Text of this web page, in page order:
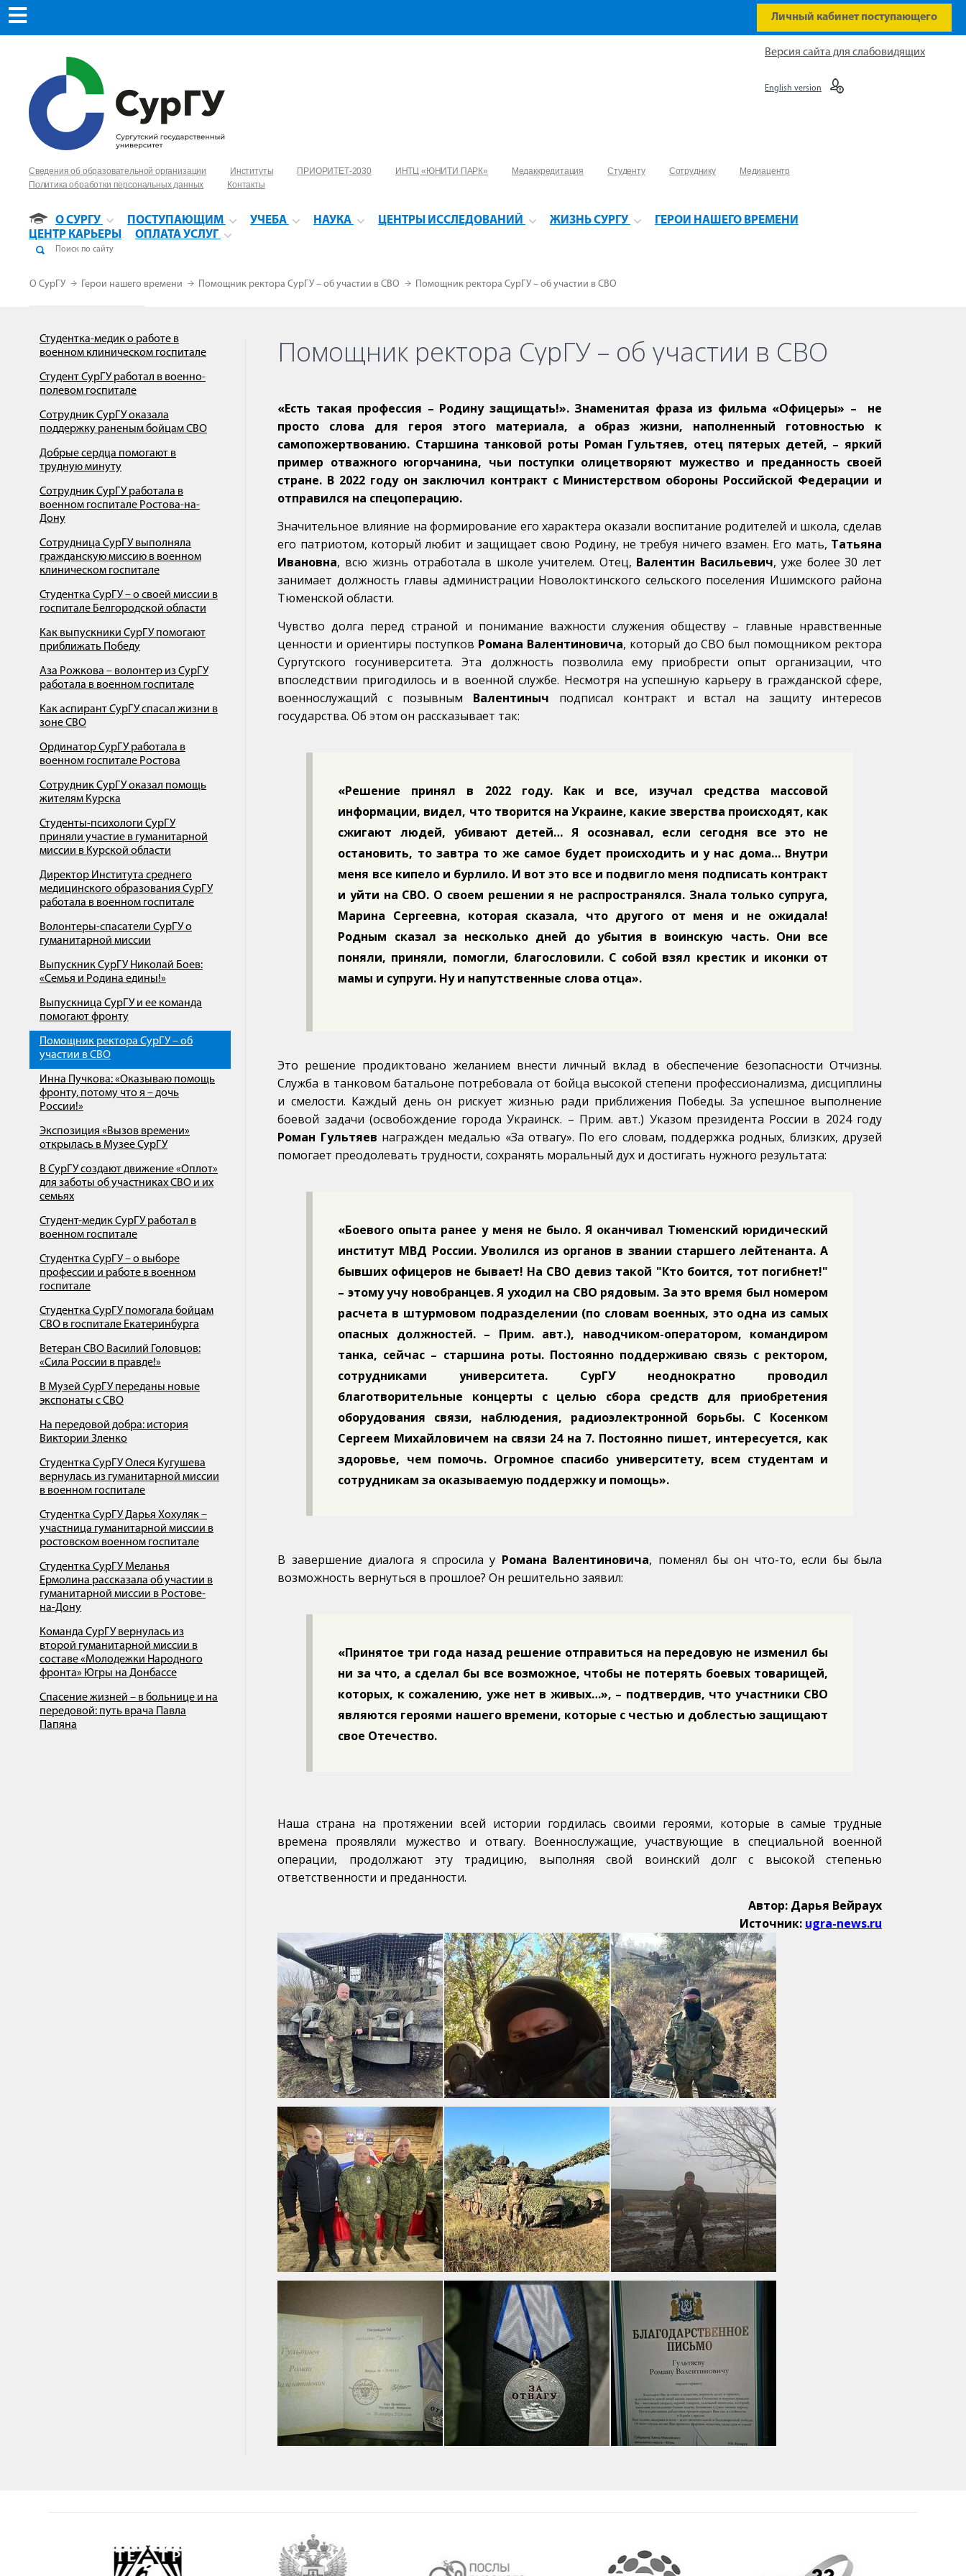
Личный кабинет поступающего
Сведения об образовательной организации Институты ПРИОРИТЕТ-2030 ИНТЦ «ЮНИТИ ПАРК» Медаккредитация Студенту Сотруднику
Медиацентр
Политика обработки персональных данных
Контакты
О СУРГУ ПОСТУПАЮЩИМ УЧЕБА НАУКА ЦЕНТРЫ ИССЛЕДОВАНИЙ ЖИЗНЬ СУРГУ
ГЕРОИ НАШЕГО ВРЕМЕНИ
ЦЕНТР КАРЬЕРЫ
ОПЛАТА УСЛУГ
Версия сайта для слабовидящих
English version
О СурГУ Герои нашего времени Помощник ректора СурГУ – об участии в СВО Помощник ректора СурГУ – об участии в СВО
Студентка-медик о работе в
военном клиническом госпитале
Студент СурГУ работал в военно-
полевом госпитале
Сотрудник СурГУ оказала
поддержку раненым бойцам СВО
Добрые сердца помогают в
трудную минуту
Сотрудник СурГУ работала в
военном госпитале Ростова-на-
Дону
Сотрудница СурГУ выполняла
гражданскую миссию в военном
клиническом госпитале
Студентка СурГУ – о своей миссии в
госпитале Белгородской области
Как выпускники СурГУ помогают
приближать Победу
Аза Рожкова – волонтер из СурГУ
работала в военном госпитале
Как аспирант СурГУ спасал жизни в
зоне СВО
Ординатор СурГУ работала в
военном госпитале Ростова
Сотрудник СурГУ оказал помощь
жителям Курска
Студенты-психологи CурГУ
приняли участие в гуманитарной
миссии в Курской области
Директор Института среднего
медицинского образования CурГУ
работала в военном госпитале
Волонтеры-спасатели СурГУ о
гуманитарной миссии
Выпускник СурГУ Николай Боев:
«Семья и Родина едины!»
Выпускница СурГУ и ее команда
помогают фронту
Помощник ректора СурГУ – об
участии в СВО
Инна Пучкова: «Оказываю помощь
фронту, потому что я – дочь
России!»
Экспозиция «Вызов времени»
открылась в Музее СурГУ
В СурГУ создают движение «Оплот»
для заботы об участниках СВО и их
семьях
Студент-медик СурГУ работал в
военном госпитале
Студентка СурГУ – о выборе
профессии и работе в военном
госпитале
Студентка СурГУ помогала бойцам
СВО в госпитале Екатеринбурга
Ветеран СВО Василий Головцов:
«Сила России в правде!»
В Музей СурГУ переданы новые
экспонаты с СВО
На передовой добра: история
Виктории Зленко
Студентка СурГУ Олеся Кугушева
вернулась из гуманитарной миссии
в военном госпитале
Студентка СурГУ Дарья Хохуляк –
участница гуманитарной миссии в
ростовском военном госпитале
Студентка СурГУ Меланья
Ермолина рассказала об участии в
гуманитарной миссии в Ростове-
на-Дону
Команда СурГУ вернулась из
второй гуманитарной миссии в
составе «Молодежки Народного
фронта» Югры на Донбассе
Спасение жизней – в больнице и на
передовой: путь врача Павла
Папяна
Помощник ректора СурГУ – об участии в СВО
«Есть такая профессия – Родину защищать!». Знаменитая фраза из фильма «Офицеры» – не
просто слова для героя этого материала, а образ жизни, наполненный готовностью к
самопожертвованию. Старшина танковой роты Роман Гультяев, отец пятерых детей, – яркий
пример отважного югорчанина, чьи поступки олицетворяют мужество и преданность своей
стране. В 2022 году он заключил контракт с Министерством обороны Российской Федерации и
отправился на спецоперацию.
Значительное влияние на формирование его характера оказали воспитание родителей и школа, сделав
его патриотом, который любит и защищает свою Родину, не требуя ничего взамен. Его мать, Татьяна
Ивановна, всю жизнь отработала в школе учителем. Отец, Валентин Васильевич, уже более 30 лет
занимает должность главы администрации Новолоктинского сельского поселения Ишимского района
Тюменской области.
Чувство долга перед страной и понимание важности служения обществу – главные нравственные
ценности и ориентиры поступков Романа Валентиновича, который до СВО был помощником ректора
Сургутского госуниверситета. Эта должность позволила ему приобрести опыт организации, что
впоследствии пригодилось и в военной службе. Несмотря на успешную карьеру в гражданской сфере,
военнослужащий с позывным Валентиныч подписал контракт и встал на защиту интересов
государства. Об этом он рассказывает так:
«Решение принял в 2022 году. Как и все, изучал средства массовой
информации, видел, что творится на Украине, какие зверства происходят, как
сжигают людей, убивают детей… Я осознавал, если сегодня все это не
остановить, то завтра то же самое будет происходить и у нас дома… Внутри
меня все кипело и бурлило. И вот это все и подвигло меня подписать контракт
и уйти на СВО. О своем решении я не распространялся. Знала только супруга,
Марина Сергеевна, которая сказала, что другого от меня и не ожидала!
Родным сказал за несколько дней до убытия в воинскую часть. Они все
поняли, приняли, помогли, благословили. С собой взял крестик и иконки от
мамы и супруги. Ну и напутственные слова отца».
Это решение продиктовано желанием внести личный вклад в обеспечение безопасности Отчизны.
Служба в танковом батальоне потребовала от бойца высокой степени профессионализма, дисциплины
и смелости. Каждый день он рискует жизнью ради приближения Победы. За успешное выполнение
боевой задачи (освобождение города Украинск. – Прим. авт.) Указом президента России в 2024 году
Роман Гультяев награжден медалью «За отвагу». По его словам, поддержка родных, близких, друзей
помогает преодолевать трудности, сохранять моральный дух и достигать нужного результата:
«Боевого опыта ранее у меня не было. Я оканчивал Тюменский юридический
институт МВД России. Уволился из органов в звании старшего лейтенанта. А
бывших офицеров не бывает! На СВО девиз такой "Кто боится, тот погибнет!"
– этому учу новобранцев. Я уходил на СВО рядовым. За это время был номером
расчета в штурмовом подразделении (по словам военных, это одна из самых
опасных должностей. – Прим. авт.), наводчиком-оператором, командиром
танка, сейчас – старшина роты. Постоянно поддерживаю связь с ректором,
сотрудниками университета. СурГУ неоднократно проводил
благотворительные концерты с целью сбора средств для приобретения
оборудования связи, наблюдения, радиоэлектронной борьбы. С Косенком
Сергеем Михайловичем на связи 24 на 7. Постоянно пишет, интересуется, как
здоровье, чем помочь. Огромное спасибо университету, всем студентам и
сотрудникам за оказываемую поддержку и помощь».
В завершение диалога я спросила у Романа Валентиновича, поменял бы он что-то, если бы была
возможность вернуться в прошлое? Он решительно заявил:
«Принятое три года назад решение отправиться на передовую не изменил бы
ни за что, а сделал бы все возможное, чтобы не потерять боевых товарищей,
которых, к сожалению, уже нет в живых…», – подтвердив, что участники СВО
являются героями нашего времени, которые с честью и доблестью защищают
свое Отечество.
Наша страна на протяжении всей истории гордилась своими героями, которые в самые трудные
времена проявляли мужество и отвагу. Военнослужащие, участвующие в специальной военной
операции, продолжают эту традицию, выполняя свой воинский долг с высокой степенью
ответственности и преданности.
Автор: Дарья Вейраух
Источник: ugra-news.ru